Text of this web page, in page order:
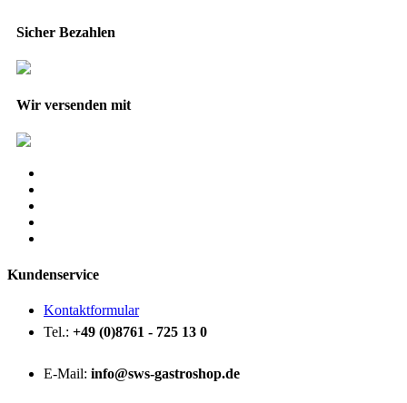
Sicher Bezahlen
Wir versenden mit
Kundenservice
Kontaktformular
Tel.: +49 (0)8761 - 725 13 0
E-Mail: info@sws-gastroshop.de